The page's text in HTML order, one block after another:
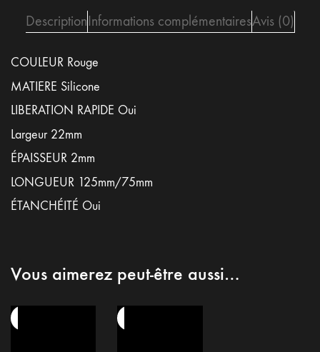
démontage
rapide
DescriptionInformations complémentairesAvis (0)
COULEUR Rouge
MATIERE Silicone
LIBERATION RAPIDE Oui
Largeur 22mm
ÉPAISSEUR 2mm
LONGUEUR 125mm/75mm
ÉTANCHÉITÉ Oui
Vous aimerez peut-être aussi…